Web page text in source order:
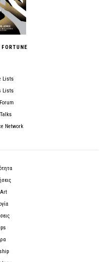
Lists
Lists
Network